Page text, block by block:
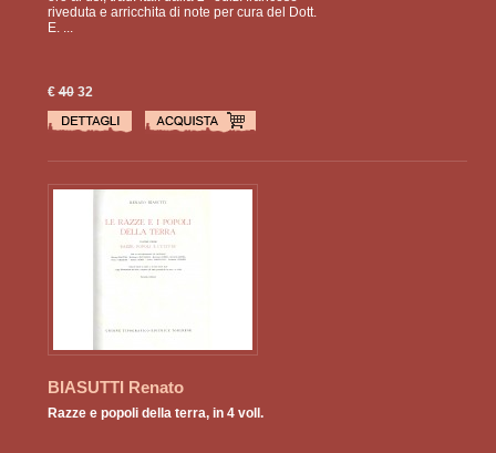
riveduta e arricchita di note per cura del Dott.
E. ...
€4032
BIASUTTI Renato
Razze e popoli della terra, in 4 voll.